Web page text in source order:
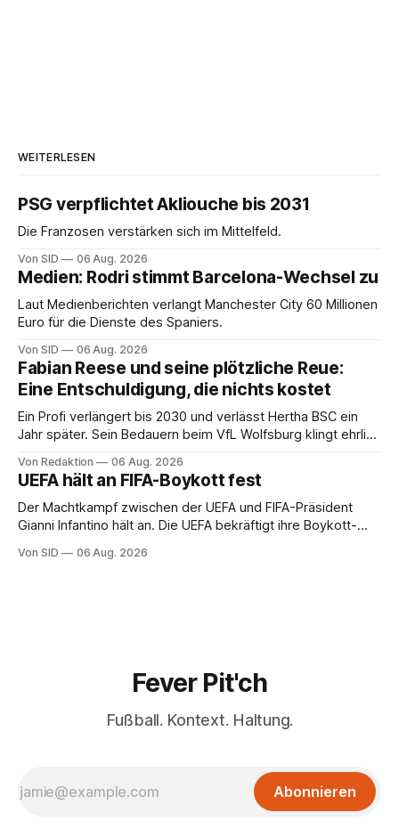
WEITERLESEN
PSG verpflichtet Akliouche bis 2031
Die Franzosen verstärken sich im Mittelfeld.
Von SID 06 Aug. 2026
Medien: Rodri stimmt Barcelona-Wechsel zu
Laut Medienberichten verlangt Manchester City 60 Millionen
Euro für die Dienste des Spaniers.
Von SID 06 Aug. 2026
Fabian Reese und seine plötzliche Reue:
Eine Entschuldigung, die nichts kostet
Ein Profi verlängert bis 2030 und verlässt Hertha BSC ein
Jahr später. Sein Bedauern beim VfL Wolfsburg klingt ehrlich
Von Redaktion 06 Aug. 2026
UEFA hält an FIFA-Boykott fest
Der Machtkampf zwischen der UEFA und FIFA-Präsident
Gianni Infantino hält an. Die UEFA bekräftigt ihre Boykott-
Von SID 06 Aug. 2026
Fever Pit'ch
Fußball. Kontext. Haltung.
Abonnieren